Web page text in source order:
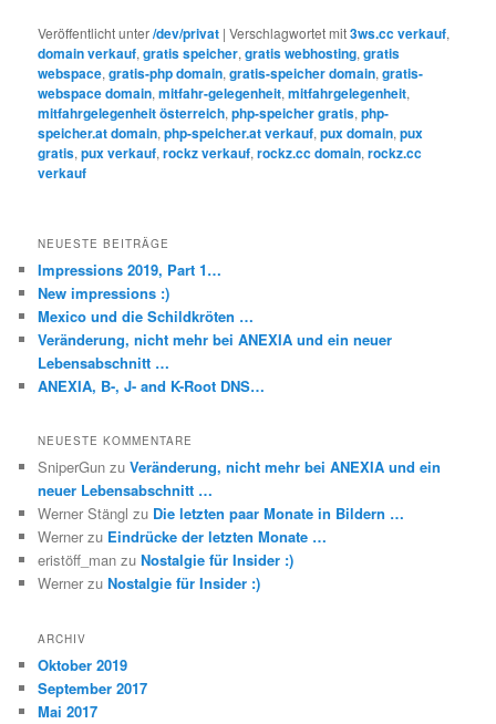
Veröffentlicht unter/dev/privat |Verschlagwortet mit3ws.cc verkauf,
domain verkauf,gratis speicher,gratis webhosting,gratis
webspace,gratis-php domain,gratis-speicher domain,gratis-
webspace domain,mitfahr-gelegenheit,mitfahrgelegenheit,
mitfahrgelegenheit österreich,php-speicher gratis,php-
speicher.at domain,php-speicher.at verkauf,pux domain,pux
gratis,pux verkauf,rockz verkauf,rockz.cc domain,rockz.cc
verkauf
NEUESTE BEITRÄGE
Impressions 2019, Part 1…
New impressions :)
Mexico und die Schildkröten …
Veränderung, nicht mehr bei ANEXIA und ein neuer
Lebensabschnitt …
ANEXIA, B-, J- and K-Root DNS…
NEUESTE KOMMENTARE
SniperGun zuVeränderung, nicht mehr bei ANEXIA und ein
neuer Lebensabschnitt …
Werner Stängl zu Die letzten paar Monate in Bildern …
Werner zu Eindrücke der letzten Monate …
eristöff_man zuNostalgie für Insider :)
Werner zuNostalgie für Insider :)
ARCHIV
Oktober 2019
September 2017
Mai 2017